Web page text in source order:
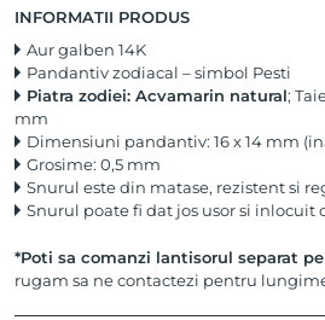
INFORMATII PRODUS
Aur galben 14K
Pandantiv zodiacal – simbol Pesti
Piatra zodiei: Acvamarin natural;
mm
Dimensiuni pandantiv: 16 x 14 mm
Grosime: 0,5 mm
Snurul este din matase, rezistent si
Snurul poate fi dat jos usor si inlocuit
*Poti sa comanzi lantisorul separat
rugam sa ne contactezi pentru